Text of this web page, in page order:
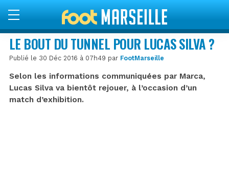
LE BOUT DU TUNNEL POUR LUCAS SILVA ?
Publié le 30 Déc 2016 à 07h49 par FootMarseille
Selon les informations communiquées par Marca,
Lucas Silva va bientôt rejouer, à l’occasion d’un
match d’exhibition.